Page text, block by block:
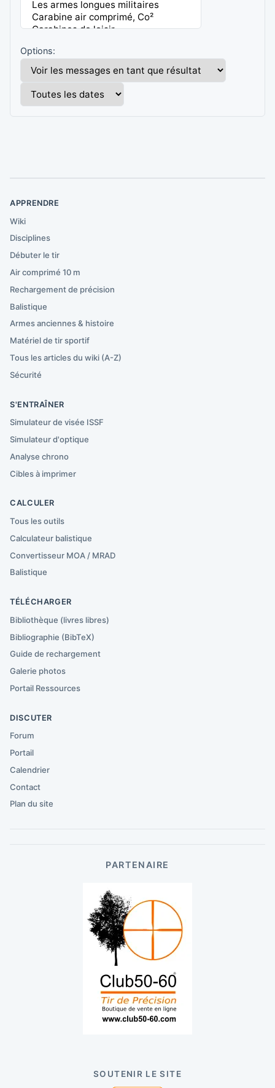
Options:
APPRENDRE
Wiki
Disciplines
Débuter le tir
Air comprimé 10 m
Rechargement de précision
Balistique
Armes anciennes & histoire
Matériel de tir sportif
Tous les articles du wiki (A-Z)
Sécurité
S'ENTRAÎNER
Simulateur de visée ISSF
Simulateur d'optique
Analyse chrono
Cibles à imprimer
CALCULER
Tous les outils
Calculateur balistique
Convertisseur MOA / MRAD
Balistique
TÉLÉCHARGER
Bibliothèque (livres libres)
Bibliographie (BibTeX)
Guide de rechargement
Galerie photos
Portail Ressources
DISCUTER
Forum
Portail
Calendrier
Contact
Plan du site
PARTENAIRE
SOUTENIR LE SITE